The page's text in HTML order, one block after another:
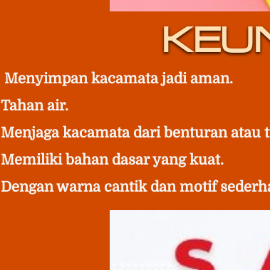
Menyimpan kacamata jadi aman.
Tahan air.
Menjaga kacamata dari benturan
Memiliki bahan dasar yang kuat.
Dengan warna cantik dan motif